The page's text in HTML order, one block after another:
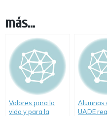
más...
Valores para la
vida y para la
Alumnas
UADE